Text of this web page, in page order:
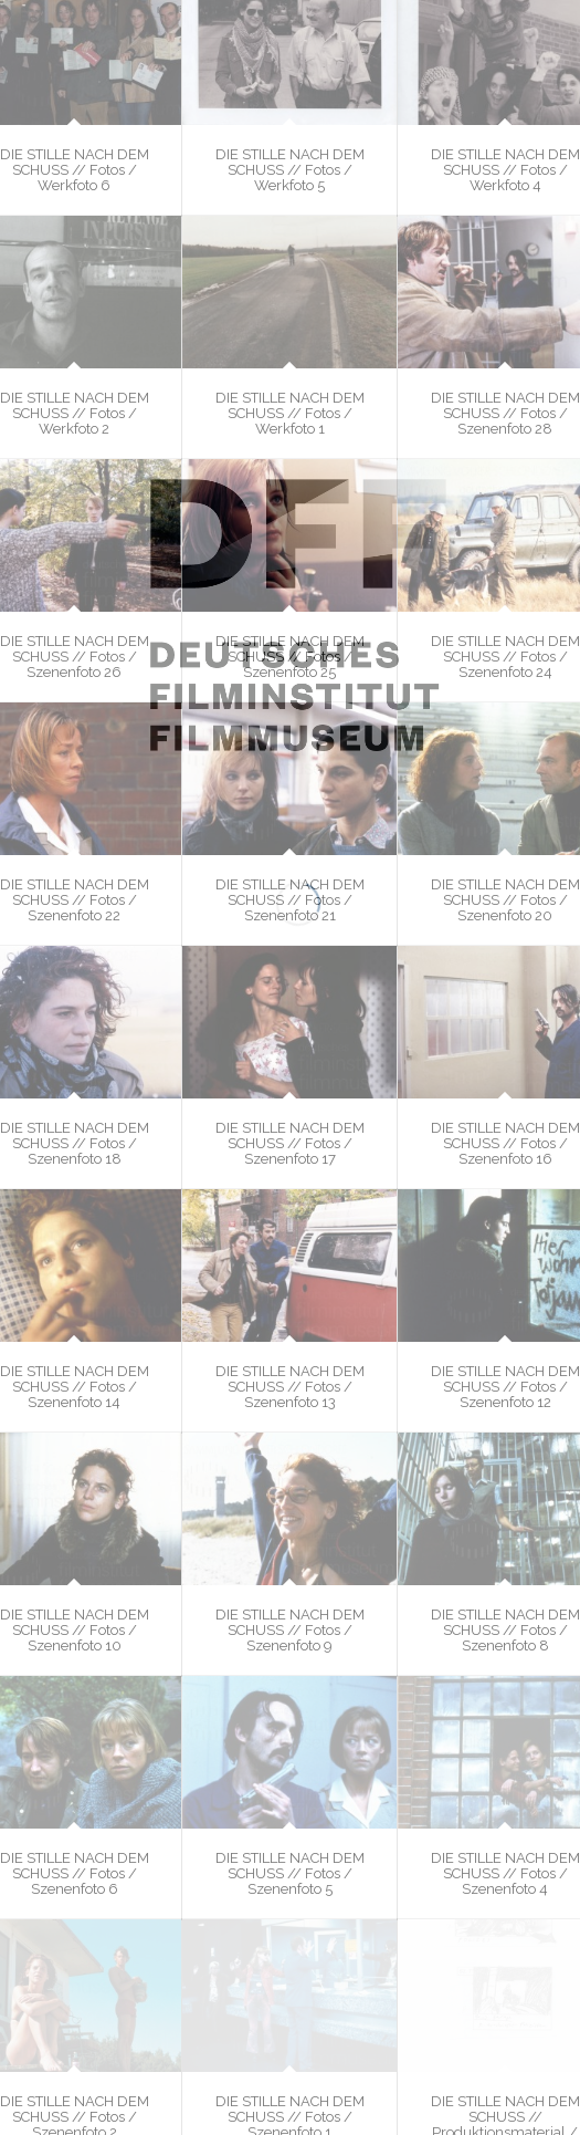
DIE STILLE NACH DEM
SCHUSS // Fotos /
Werkfoto 6
DIE STILLE NACH DEM
SCHUSS // Fotos /
Werkfoto 5
DIE STILLE NACH DEM
SCHUSS // Fotos /
Werkfoto 4
DIE STILLE NACH DEM
SCHUSS // Fotos /
Werkfoto 2
DIE STILLE NACH DEM
SCHUSS // Fotos /
Werkfoto 1
DIE STILLE NACH DEM
SCHUSS // Fotos /
Szenenfoto 28
DIE STILLE NACH DEM
SCHUSS // Fotos /
Szenenfoto 26
DIE STILLE NACH DEM
SCHUSS // Fotos /
Szenenfoto 25
DIE STILLE NACH DEM
SCHUSS // Fotos /
Szenenfoto 24
DIE STILLE NACH DEM
SCHUSS // Fotos /
Szenenfoto 22
DIE STILLE NACH DEM
SCHUSS // Fotos /
Szenenfoto 21
DIE STILLE NACH DEM
SCHUSS // Fotos /
Szenenfoto 20
DIE STILLE NACH DEM
SCHUSS // Fotos /
Szenenfoto 18
DIE STILLE NACH DEM
SCHUSS // Fotos /
Szenenfoto 17
DIE STILLE NACH DEM
SCHUSS // Fotos /
Szenenfoto 16
DIE STILLE NACH DEM
SCHUSS // Fotos /
Szenenfoto 14
DIE STILLE NACH DEM
SCHUSS // Fotos /
Szenenfoto 13
DIE STILLE NACH DEM
SCHUSS // Fotos /
Szenenfoto 12
DIE STILLE NACH DEM
SCHUSS // Fotos /
Szenenfoto 10
DIE STILLE NACH DEM
SCHUSS // Fotos /
Szenenfoto 9
DIE STILLE NACH DEM
SCHUSS // Fotos /
Szenenfoto 8
DIE STILLE NACH DEM
SCHUSS // Fotos /
Szenenfoto 6
DIE STILLE NACH DEM
SCHUSS // Fotos /
Szenenfoto 5
DIE STILLE NACH DEM
SCHUSS // Fotos /
Szenenfoto 4
DIE STILLE NACH DEM
SCHUSS // Fotos /
DIE STILLE NACH DEM
SCHUSS // Fotos /
DIE STILLE NACH DEM
SCHUSS //